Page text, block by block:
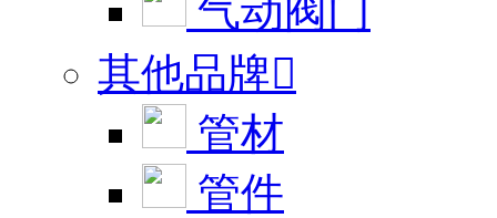
气动阀门
其他品牌
管材
管件